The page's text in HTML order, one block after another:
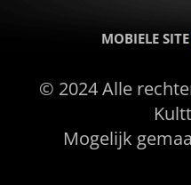
MOBIELE SITE
© 2024 Alle
Mogelijk